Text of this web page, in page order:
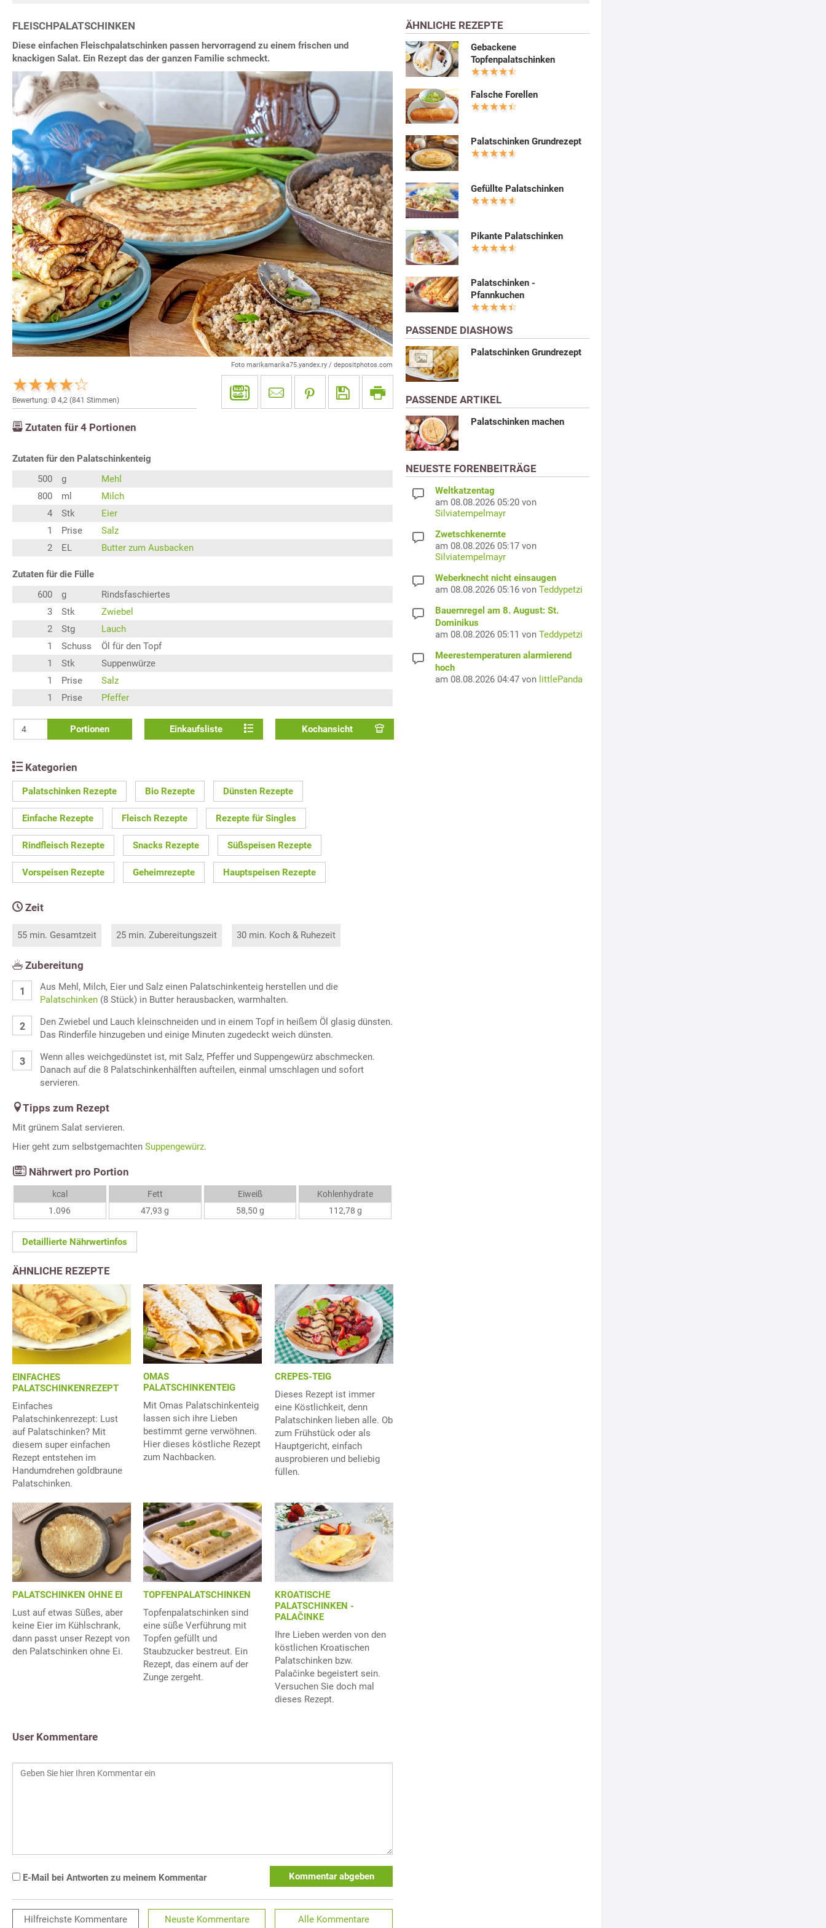
FLEISCHPALATSCHINKEN
Diese einfachen Fleischpalatschinken passen hervorragend zu einem frischen und
knackigen Salat. Ein Rezept das der ganzen Familie schmeckt.
Foto marikamarika75.yandex.ry / depositphotos.com
Bewertung: Ø 4,2 (841 Stimmen)
Zutaten für 4 Portionen
Zutaten für den Palatschinkenteig
500
g
Mehl
800
ml
Milch
4
Stk
Eier
1
Prise
Salz
2
EL Butter zum Ausbacken
Zutaten für die Fülle
600
g
Rindsfaschiertes
3
Stk
Zwiebel
2
Stg
Lauch
1
Schuss
Öl für den Topf
1
Stk
Suppenwürze
1
Prise
Salz
1
Prise Pfeffer
Portionen Einkaufsliste Kochansicht
Kategorien
Palatschinken Rezepte Bio Rezepte Dünsten Rezepte
Einfache Rezepte Fleisch Rezepte Rezepte für Singles
Rindfleisch Rezepte Snacks Rezepte Süßspeisen Rezepte
Vorspeisen Rezepte Geheimrezepte Hauptspeisen Rezepte
Zeit
55 min. Gesamtzeit 25 min. Zubereitungszeit 30 min. Koch & Ruhezeit
Zubereitung
Aus Mehl, Milch, Eier und Salz einen Palatschinkenteig herstellen und die
Palatschinken (8 Stück) in Butter herausbacken, warmhalten.
Den Zwiebel und Lauch kleinschneiden und in einem Topf in heißem Öl glasig dünsten.
Das Rinderfile hinzugeben und einige Minuten zugedeckt weich dünsten.
Wenn alles weichgedünstet ist, mit Salz, Pfeffer und Suppengewürz abschmecken.
Danach auf die 8 Palatschinkenhälften aufteilen, einmal umschlagen und sofort
servieren.
Tipps zum Rezept
Mit grünem Salat servieren.
Hier geht zum selbstgemachten Suppengewürz.
Nährwert pro Portion
kcal
1.096
Fett
47,93 g
Eiweiß
58,50 g
Kohlenhydrate
112,78 g
Detaillierte Nährwertinfos
ÄHNLICHE REZEPTE
EINFACHES
PALATSCHINKENREZEPT
Einfaches
Palatschinkenrezept: Lust
auf Palatschinken? Mit
diesem super einfachen
Rezept entstehen im
Handumdrehen goldbraune
Palatschinken.
OMAS
PALATSCHINKENTEIG
Mit Omas Palatschinkenteig
lassen sich ihre Lieben
bestimmt gerne verwöhnen.
Hier dieses köstliche Rezept
zum Nachbacken.
CREPES-TEIG
Dieses Rezept ist immer
eine Köstlichkeit, denn
Palatschinken lieben alle. Ob
zum Frühstück oder als
Hauptgericht, einfach
ausprobieren und beliebig
füllen.
PALATSCHINKEN OHNE EI
Lust auf etwas Süßes, aber
keine Eier im Kühlschrank,
dann passt unser Rezept von
den Palatschinken ohne Ei.
TOPFENPALATSCHINKEN
Topfenpalatschinken sind
eine süße Verführung mit
Topfen gefüllt und
Staubzucker bestreut. Ein
Rezept, das einem auf der
Zunge zergeht.
KROATISCHE
PALATSCHINKEN -
PALAČINKE
Ihre Lieben werden von den
köstlichen Kroatischen
Palatschinken bzw.
Palačinke begeistert sein.
Versuchen Sie doch mal
dieses Rezept.
User Kommentare
E-Mail bei Antworten zu meinem Kommentar Kommentar abgeben
Hilfreichste Kommentare Neuste Kommentare Alle Kommentare
ÄHNLICHE REZEPTE
Gebackene
Topfenpalatschinken
Falsche Forellen
Palatschinken Grundrezept
Gefüllte Palatschinken
Pikante Palatschinken
Palatschinken -
Pfannkuchen
PASSENDE DIASHOWS
Palatschinken Grundrezept
PASSENDE ARTIKEL
Palatschinken machen
NEUESTE FORENBEITRÄGE
Weltkatzentag
am 08.08.2026 05:20 von
Silviatempelmayr
Zwetschkenernte
am 08.08.2026 05:17 von
Silviatempelmayr
Weberknecht nicht einsaugen
am 08.08.2026 05:16 von Teddypetzi
Bauernregel am 8. August: St.
Dominikus
am 08.08.2026 05:11 von Teddypetzi
Meerestemperaturen alarmierend
hoch
am 08.08.2026 04:47 von littlePanda